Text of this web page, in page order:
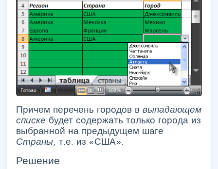
Причем перечень городов в выпадающем
списке будет содержать только города из
выбранной на предыдущем шаге
Страны, т.е. из «США».
Решение